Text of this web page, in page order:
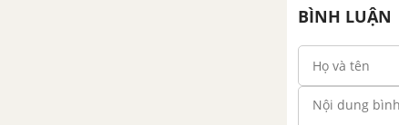
BÌNH LUẬN